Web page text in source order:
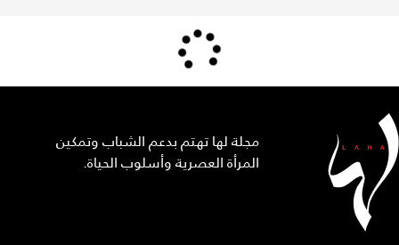
مجلة لها تهتم بدعم الشباب وتمكين
المرأة العصرية وأسلوب الحياة.